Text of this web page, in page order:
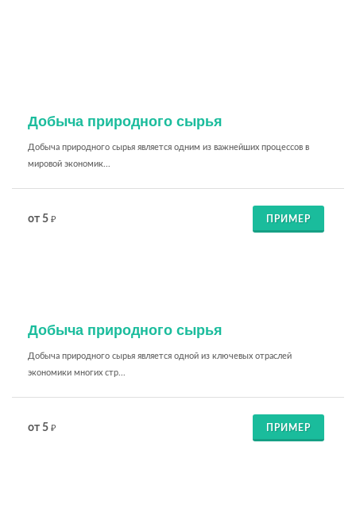
Добыча природного сырья
Добыча природного сырья является одним из важнейших процессов в
мировой экономик...
от 5 ₽ ПРИМЕР
Добыча природного сырья
Добыча природного сырья является одной из ключевых отраслей
экономики многих стр...
от 5 ₽ ПРИМЕР